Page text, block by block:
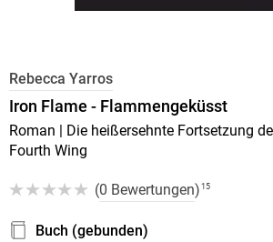
Rebecca Yarros
Iron Flame - Flammengeküsst
Roman | Die heißersehnte Fortsetzung
Fourth Wing
(0 Bewertungen) 15
Buch (gebunden)